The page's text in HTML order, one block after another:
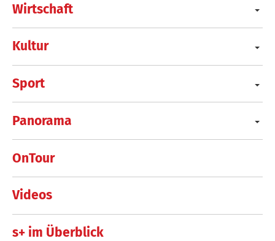
Wirtschaft
Kultur
Sport
Panorama
OnTour
Videos
s+ im Überblick